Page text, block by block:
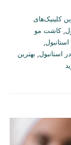
کلینیک‌های
کاشت مو
استانبول
بهترین